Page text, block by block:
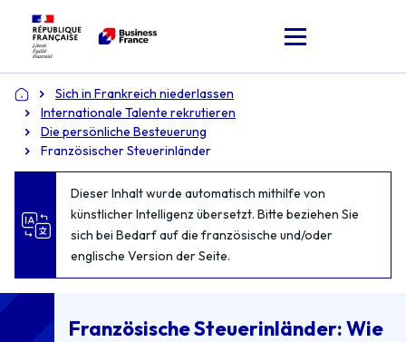
Accueil
Sich in Frankreich niederlassen
Internationale Talente rekrutieren
Die persönliche Besteuerung
Französischer Steuerinländer
Dieser Inhalt wurde automatisch mithilfe von
künstlicher Intelligenz übersetzt. Bitte beziehen Sie
sich bei Bedarf auf die französische und/oder
englische Version der Seite.
Französische Steuerinländer: Wie